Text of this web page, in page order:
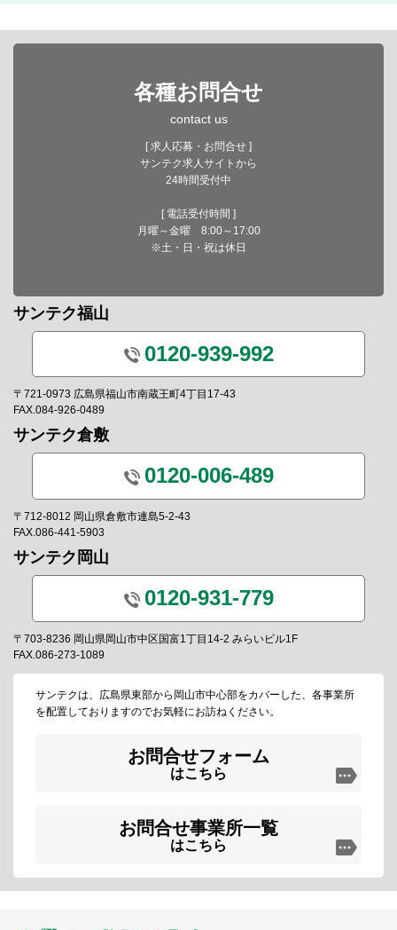
各種お問合せ
contact us
[ 求人応募・お問合せ ]
サンテク求人サイトから
24時間受付中
[ 電話受付時間 ]
月曜～金曜 8:00～17:00
※土・日・祝は休日
サンテク福山
0120-939-992
〒721-0973 広島県福山市南蔵王町4丁目17-43
FAX.084-926-0489
サンテク倉敷
0120-006-489
〒712-8012 岡山県倉敷市連島5-2-43
FAX.086-441-5903
サンテク岡山
0120-931-779
〒703-8236 岡山県岡山市中区国富1丁目14-2 みらいビル1F
FAX.086-273-1089
サンテクは、広島県東部から岡山市中心部をカバーした、各事業所
を配置しておりますのでお気軽にお訪ねください。
お問合せフォーム
はこちら
お問合せ事業所一覧
はこちら